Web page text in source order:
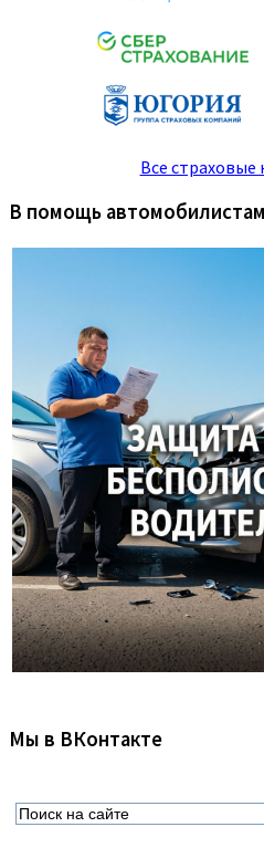
Все
В помощь автомобилистам
Мы в ВКонтакте